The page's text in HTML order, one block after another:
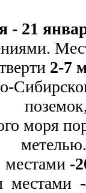
- 21
2-7
моря
местами -
местами -